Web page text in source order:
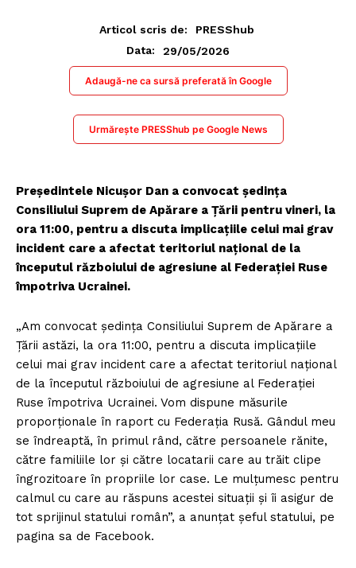
Articol scris de:
PRESShub
Data:
29/05/2026
Adaugă-ne ca sursă preferată în Google
Urmărește PRESShub pe Google News
Președintele Nicușor Dan a convocat ședința
Consiliului Suprem de Apărare a Țării pentru vineri, la
ora 11:00, pentru a discuta implicațiile celui mai grav
incident care a afectat teritoriul național de la
începutul războiului de agresiune al Federației Ruse
împotriva Ucrainei.
„Am convocat ședința Consiliului Suprem de Apărare a
Țării astăzi, la ora 11:00, pentru a discuta implicațiile
celui mai grav incident care a afectat teritoriul național
de la începutul războiului de agresiune al Federației
Ruse împotriva Ucrainei. Vom dispune măsurile
proporționale în raport cu Federația Rusă. Gândul meu
se îndreaptă, în primul rând, către persoanele rănite,
către familiile lor și către locatarii care au trăit clipe
îngrozitoare în propriile lor case. Le mulțumesc pentru
calmul cu care au răspuns acestei situații și îi asigur de
tot sprijinul statului român”, a anunțat șeful statului, pe
pagina sa de Facebook.